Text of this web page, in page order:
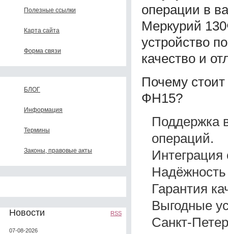
Полезные ссылки
Карта сайта
Форма связи
БЛОГ
Информация
Термины
Законы, правовые акты
Новости RSS
07-08-2026
операции в
Меркурий
устройство
качество и
Почему
ФН15?
Поддержка
операций.
Надёжность
Гарантия
Выгодные
Санкт-